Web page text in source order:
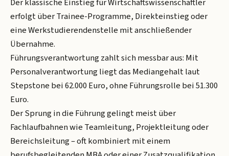
Der klassische Einstieg für Wirtschaftswissenschaftler
erfolgt über Trainee-Programme, Direkteinstieg oder
eine Werkstudierendenstelle mit anschließender
Übernahme.
Führungsverantwortung zahlt sich messbar aus: Mit
Personalverantwortung liegt das Mediangehalt laut
Stepstone bei 62.000 Euro, ohne Führungsrolle bei 51.300
Euro.
Der Sprung in die Führung gelingt meist über
Fachlaufbahnen wie Teamleitung, Projektleitung oder
Bereichsleitung – oft kombiniert mit einem